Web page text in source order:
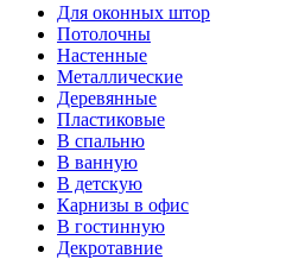
Для оконных штор
Потолочны
Настенные
Металлические
Деревянные
Пластиковые
В спальню
В ванную
В детскую
Карнизы в офис
В гостинную
Декротавние